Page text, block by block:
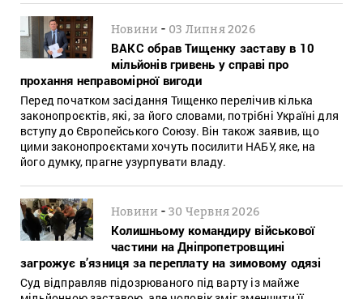
Новини - 03 Липня 2026
ВАКС обрав Тищенку заставу в 10
мільйонів гривень у справі про
прохання неправомірної вигоди
Перед початком засідання Тищенко перелічив кілька
законопроєктів, які, за його словами, потрібні Україні для
вступу до Європейського Союзу. Він також заявив, що
цими законопроєктами хочуть посилити НАБУ, яке, на
його думку, прагне узурпувати владу.
Новини -30 Червня 2026
Колишньому командиру військової
частини на Дніпропетровщині
загрожує в’язниця за переплату на зимовому одязі
Суд відправляв підозрюваного під варту із майже